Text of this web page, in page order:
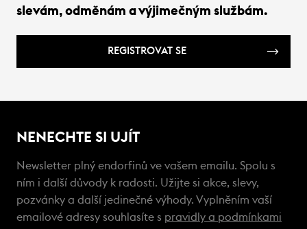
slevám, odměnám a výjimečným službám.
REGISTROVAT SE
NENECHTE SI UJÍT
Newsletter plný endorfinů ve vašem emailu. Spolu s
ním i další důvody k radosti. Užijte si akce, slevy,
pozvánky a další jedinečné výhody. Vyplněním vaší
emailové adresy souhlasíte s pravidly a podmínkami